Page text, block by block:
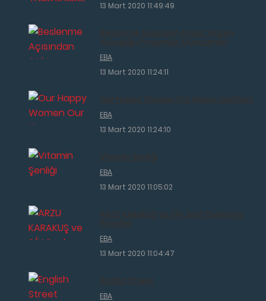
13 Mart 2020 11:49:49
EBA
13 Mart 2020 11:24:11
EBA
13 Mart 2020 11:24:10
EBA
13 Mart 2020 11:05:02
EBA
13 Mart 2020 11:04:47
EBA